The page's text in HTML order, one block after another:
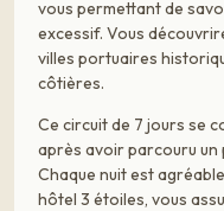
vous permettant de
excessif. Vous
villes portuaires
côtières.
Ce circuit de 7 jours se
après avoir parcouru un
Chaque nuit est
hôtel 3 étoiles, vous